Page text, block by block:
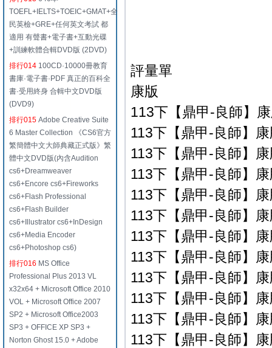
TOEFL+IELTS+TOEIC+GMAT+全
民英檢+GRE+任何英文考試 都
適用 有聲書+電子書+互動光碟
+訓練軟體合輯DVD版 (2DVD)
排行014 100CD·10000冊教育
書庫·電子書·PDF 真正的百科全
書·受用終身 合輯中文DVD版
(DVD9)
排行015 Adobe Creative Suite
6 Master Collection 《CS6官方
繁簡體中文大師典藏正式版》繁
體中文DVD版(內含Audition
cs6+Dreamweaver
cs6+Encore cs6+Fireworks
cs6+Flash Professional
cs6+Flash Builder
cs6+Illustrator cs6+InDesign
cs6+Media Encoder
cs6+Photoshop cs6)
排行016 MS Office
Professional Plus 2013 VL
x32x64 + Microsoft Office 2010
VOL + Microsoft Office 2007
SP2 + Microsoft Office2003
SP3 + OFFICE XP SP3 +
Norton Ghost 15.0 + Adobe
評量單
康版
113下【鼎甲-良師】
113下【鼎甲-良師】
113下【鼎甲-良師】
113下【鼎甲-良師】
113下【鼎甲-良師】
113下【鼎甲-良師】
113下【鼎甲-良師】
113下【鼎甲-良師】
113下【鼎甲-良師】
113下【鼎甲-良師】
113下【鼎甲-良師】
113下【鼎甲-良師】